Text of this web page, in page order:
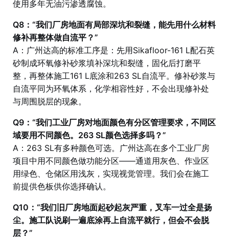
使用多年无油污渗透腐蚀。
Q8：“我们厂房地面有局部深坑和裂缝，能先用什么材料
修补再整体做自流平？”
A：广州达高的标准工序是：先用Sikafloor-161 L配石英
砂制成环氧修补砂浆填补深坑和裂缝，固化后打磨平
整，再整体施工161 L底涂和263 SL自流平。修补砂浆与
自流平同为环氧体系，化学相容性好，不会出现修补处
与周围脱层的现象。
Q9：“我们工业厂房对地面颜色有分区管理要求，不同区
域要用不同颜色。263 SL颜色选择多吗？”
A：263 SL有多种颜色可选。广州达高在多个工业厂房
项目中用不同颜色做功能分区——通道用灰色、作业区
用绿色、仓储区用浅灰，实现视觉管理。我们会在施工
前提供色板供你选择确认。
Q10：“我们旧厂房地面起砂起灰严重，叉车一过全是扬
尘。施工队说刷一遍底涂再上自流平就行，但会不会脱
层？”